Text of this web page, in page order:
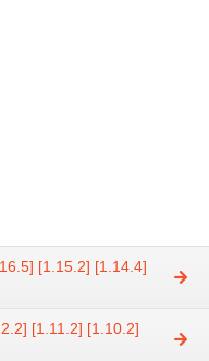
[1.15.2] [1.14.4]
[1.11.2] [1.10.2]